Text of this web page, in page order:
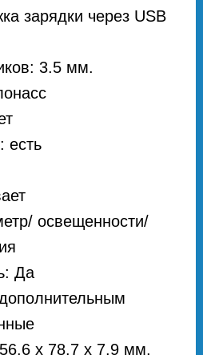
зарядки через USB
3.5 мм.
есть
освещенности/
Да
x 78.7 x 7.9 мм.